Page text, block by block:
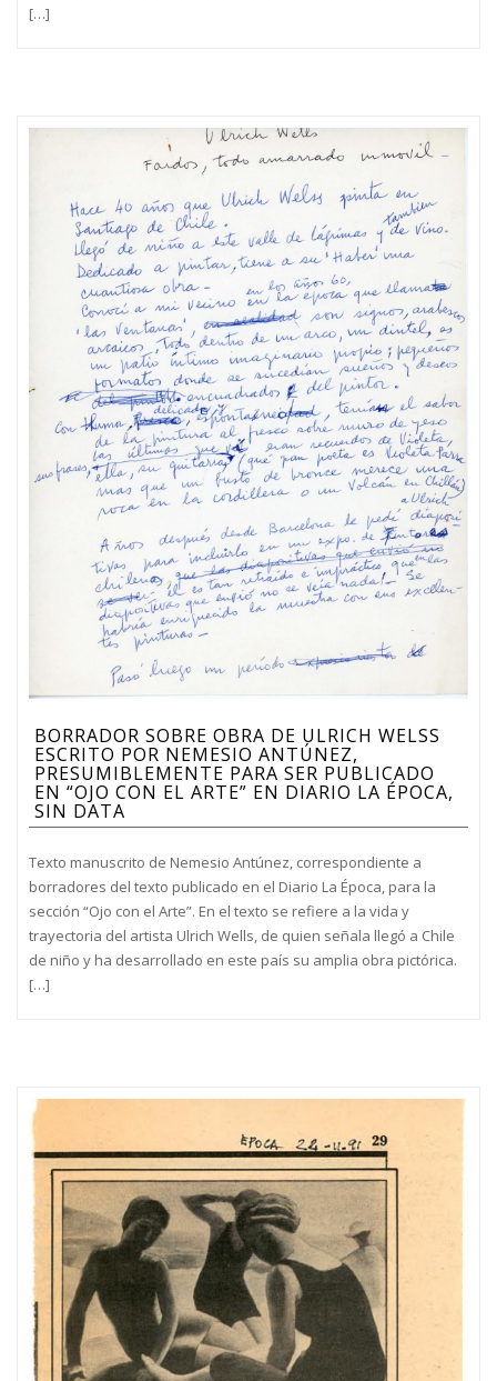
[…]
BORRADOR SOBRE OBRA DE ULRICH WELSS
ESCRITO POR NEMESIO ANTÚNEZ,
PRESUMIBLEMENTE PARA SER PUBLICADO
EN “OJO CON EL ARTE” EN DIARIO LA ÉPOCA,
SIN DATA
Texto manuscrito de Nemesio Antúnez, correspondiente a
borradores del texto publicado en el Diario La Época, para la
sección “Ojo con el Arte”. En el texto se refiere a la vida y
trayectoria del artista Ulrich Wells, de quien señala llegó a Chile
de niño y ha desarrollado en este país su amplia obra pictórica.
[…]